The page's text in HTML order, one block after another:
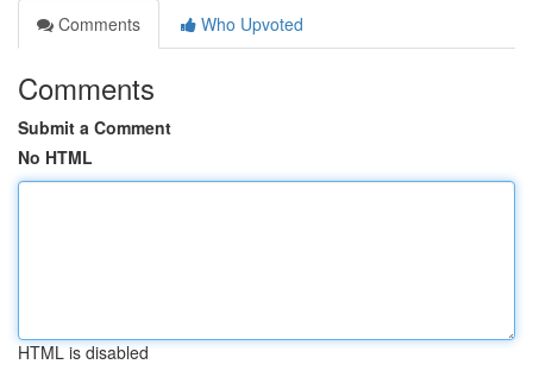
Comments
Who Upvoted
Comments
Submit a Comment
No HTML
HTML is disabled